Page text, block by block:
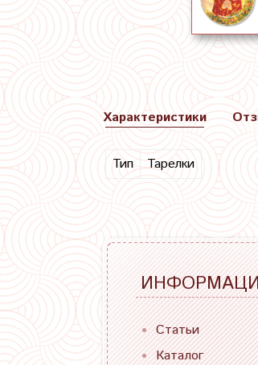
Характеристики
Тип Тарелки
Статьи
Каталог